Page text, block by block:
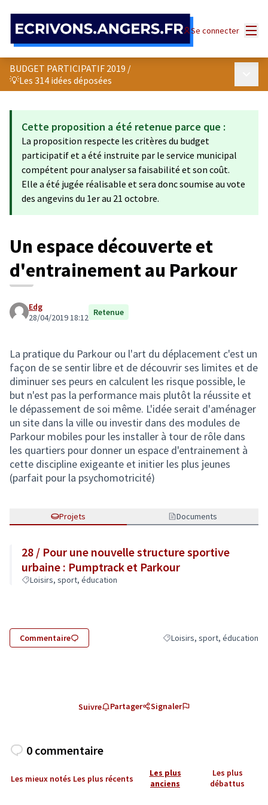
Se connecter
BUDGET PARTICIPATIF 2019 /
💡Les 314 idées déposées
Cette proposition a été retenue parce que :
La proposition respecte les critères du budget
participatif et a été instruite par le service municipal
compétent pour analyser sa faisabilité et son coût.
Elle a été jugée réalisable et sera donc soumise au vote
des angevins du 1er au 21 octobre.
Un espace découverte et
d'entrainement au Parkour
Edg
28/04/2019 18:12 Retenue
La pratique du Parkour ou l'art du déplacement c'est un
façon de se sentir libre et de découvrir ses limites et de
diminuer ses peurs en calculent les risque possible, le
but n'est pas la performance mais plutôt la réussite et
le dépassement de soi même. L'idée serait d'aménager
un site dans la ville ou investir dans des modules de
Parkour mobiles pour les installer à tour de rôle dans
les quartiers pour donner un espace d'entrainement à
cette discipline exigeante et initier les plus jeunes
(parfait pour la psychomotricité)
Projets Documents
28 / Pour une nouvelle structure sportive
urbaine : Pumptrack et Parkour
Loisirs, sport, éducation
Commentaire Filtrer les résultats de la
Loisirs, sport, éducation
Suivre Partager Signaler
0 commentaire
Les mieux notés Les plus récents
Les plus
anciens
Les plus
débattus